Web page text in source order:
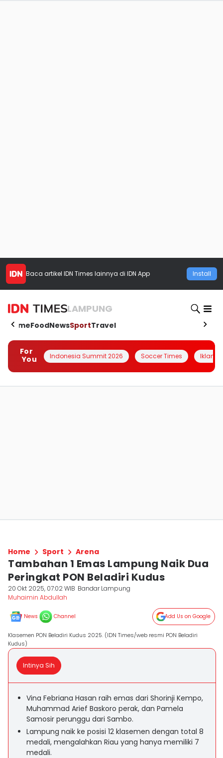
Baca artikel IDN Times lainnya di IDN App Install
LAMPUNG
HomeFoodNewsSportTravel
For
You
Indonesia Summit 2026 Soccer Times Iklanin
Home Sport Arena
Tambahan 1 Emas Lampung Naik Dua
Peringkat PON Beladiri Kudus
20 Okt 2025, 07:02 WIB Bandar Lampung
Muhaimin Abdullah
News Channel Add Us on Google
Klasemen PON Beladiri Kudus 2025. (IDN Times/web resmi PON Beladiri
Kudus)
Intinya Sih
Vina Febriana Hasan raih emas dari Shorinji Kempo,
Muhammad Arief Baskoro perak, dan Pamela
Samosir perunggu dari Sambo.
Lampung naik ke posisi 12 klasemen dengan total 8
medali, mengalahkan Riau yang hanya memiliki 7
medali.